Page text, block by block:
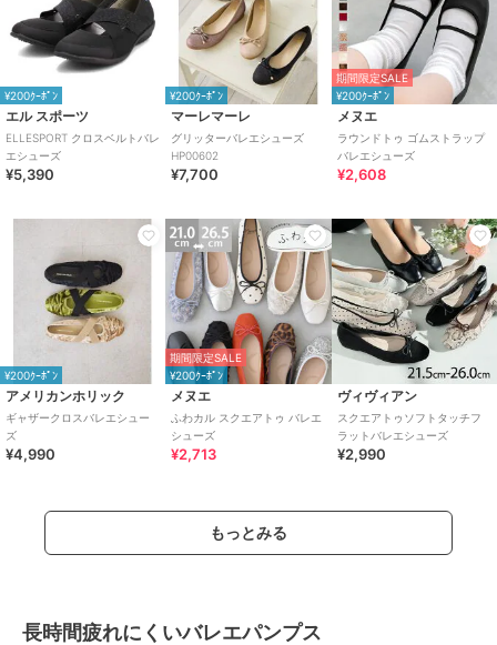
¥200ｸｰﾎﾟﾝ
エル スポーツ
ELLESPORT クロスベルトバレ
エシューズ
¥5,390
¥200ｸｰﾎﾟﾝ
マーレマーレ
グリッターバレエシューズ
HP00602
¥7,700
期間限定SALE
¥200ｸｰﾎﾟﾝ
メヌエ
ラウンドトゥ ゴムストラップ
バレエシューズ
¥2,608
¥200ｸｰﾎﾟﾝ
アメリカンホリック
ギャザークロスバレエシュー
ズ
¥4,990
期間限定SALE
¥200ｸｰﾎﾟﾝ
メヌエ
ふわカル スクエアトゥ バレエ
シューズ
¥2,713
ヴィヴィアン
スクエアトゥソフトタッチフ
ラットバレエシューズ
¥2,990
もっとみる
長時間疲れにくいバレエパンプス